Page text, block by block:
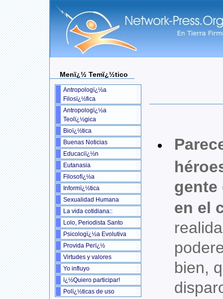
Menï¿½ Temï¿½tico
Antropologï¿½a
Filosï¿½fica
Antropologï¿½a
Teolï¿½gica
Bioï¿½tica
Buenas Noticias
Educaciï¿½n
Eutanasia
Filosofï¿½a
Informï¿½tica
Sexualidad Humana
La vida cotidiana::
Lolo, Periodista Santo
Psicologï¿½a Evolutiva
Provida Perï¿½
Virtudes y valores
Yo influyo
ï¿½Quiero participar!
Polï¿½ticas de uso
gente
en el
bien,